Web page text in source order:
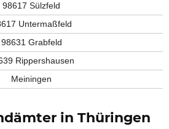
98617 Sülzfeld
Untermaßfeld
98631 Grabfeld
Rippershausen
Meiningen
in Thüringen